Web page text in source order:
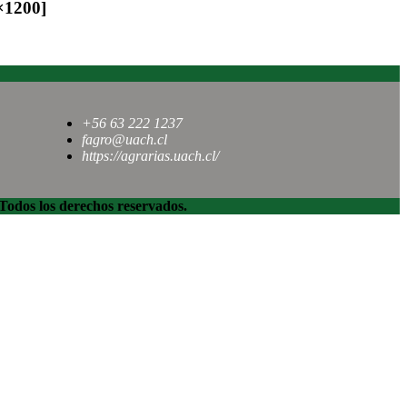
+56 63 222 1237
fagro@uach.cl
https://agrarias.uach.cl/
los derechos reservados.